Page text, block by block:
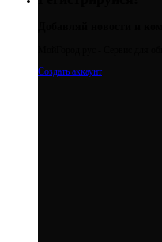
Создать аккаунт